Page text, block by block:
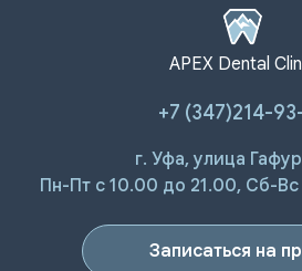
APEX Dental
+7 (347)214-
г. Уфа, улица
Пн-Пт с 10.00 до 21.00, Сб-
Записаться на
Ответы на
Специалисты
УСЛУГИ
Лечение зубов
Протезирование |
Брекеты | Элайнеры
Профессиональная